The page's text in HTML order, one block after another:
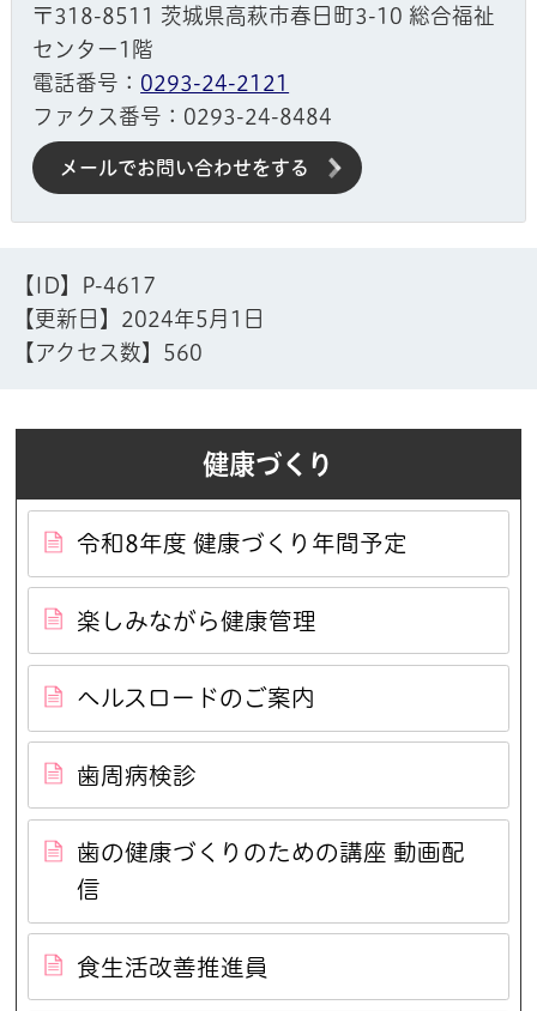
〒318-8511 茨城県高萩市春日町3-10 総合福祉
センター1階
電話番号： 0293-24-2121
ファクス番号：0293-24-8484
メールでお問い合わせをする
【ID】
P-4617
【更新日】 2024年5月1日
【アクセス数】
560
健康づくり
令和8年度 健康づくり年間予定
楽しみながら健康管理
ヘルスロードのご案内
歯周病検診
歯の健康づくりのための講座 動画配
信
食生活改善推進員